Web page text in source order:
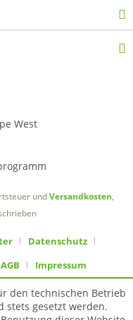
undVersandkosten,
Datenschutz
AGB Impressum
den technischen Betrieb
stets gesetzt werden.